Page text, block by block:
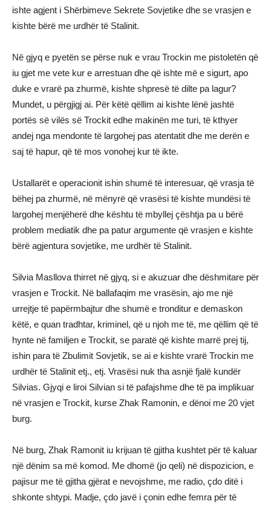
ishte agjent i Shërbimeve Sekrete Sovjetike dhe se vrasjen e
kishte bërë me urdhër të Stalinit.
Në gjyq e pyetën se përse nuk e vrau Trockin me pistoletën që
iu gjet me vete kur e arrestuan dhe që ishte më e sigurt, apo
duke e vrarë pa zhurmë, kishte shpresë të dilte pa lagur?
Mundet, u përgjigj ai. Për këtë qëllim ai kishte lënë jashtë
portës së vilës së Trockit edhe makinën me turi, të kthyer
andej nga mendonte të largohej pas atentatit dhe me derën e
saj të hapur, që të mos vonohej kur të ikte.
Ustallarët e operacionit ishin shumë të interesuar, që vrasja të
bëhej pa zhurmë, në mënyrë që vrasësi të kishte mundësi të
largohej menjëherë dhe kështu të mbyllej çështja pa u bërë
problem mediatik dhe pa patur argumente që vrasjen e kishte
bërë agjentura sovjetike, me urdhër të Stalinit.
Silvia Masllova thirret në gjyq, si e akuzuar dhe dëshmitare për
vrasjen e Trockit. Në ballafaqim me vrasësin, ajo me një
urrejtje të papërmbajtur dhe shumë e tronditur e demaskon
këtë, e quan tradhtar, kriminel, që u njoh me të, me qëllim që të
hynte në familjen e Trockit, se paratë që kishte marrë prej tij,
ishin para të Zbulimit Sovjetik, se ai e kishte vrarë Trockin me
urdhër të Stalinit etj., etj. Vrasësi nuk tha asnjë fjalë kundër
Silvias. Gjyqi e liroi Silvian si të pafajshme dhe të pa implikuar
në vrasjen e Trockit, kurse Zhak Ramonin, e dënoi me 20 vjet
burg.
Në burg, Zhak Ramonit iu krijuan të gjitha kushtet për të kaluar
një dënim sa më komod. Me dhomë (jo qeli) në dispozicion, e
pajisur me të gjitha gjërat e nevojshme, me radio, çdo ditë i
shkonte shtypi. Madje, çdo javë i çonin edhe femra për të